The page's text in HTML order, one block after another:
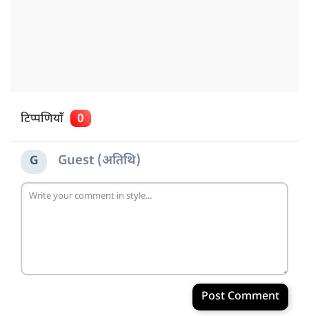
टिप्पणियाँ 0
G Guest (अतिथि)
Post Comment